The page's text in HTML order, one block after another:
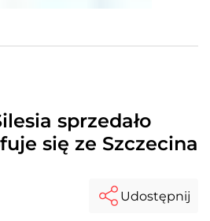
sprzedało
się ze Szczecina
Udostępnij